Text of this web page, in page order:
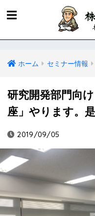
ホーム セミナー情報
研究開発部門向
座」やります。
2019/09/05